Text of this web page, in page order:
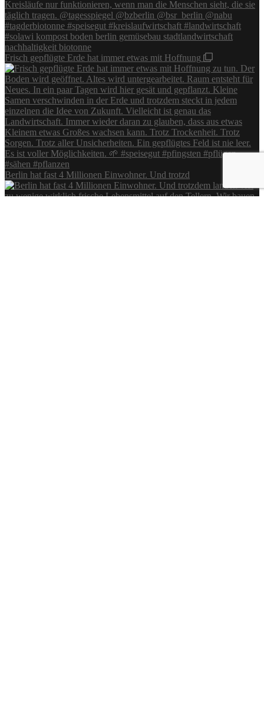
Frisch gepflügte Erde hat immer etwas mit Hoffnung
Berlin hat fast 4 Millionen Einwohner. Und trotzd